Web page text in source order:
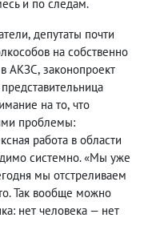
и по следам.
, депутаты почти
на собственно
в АКЗС, законопроект
представительница
на то, что
проблемы:
работа в области
системно. «Мы уже
мы отстреливаем
Так вообще можно
нет человека — нет